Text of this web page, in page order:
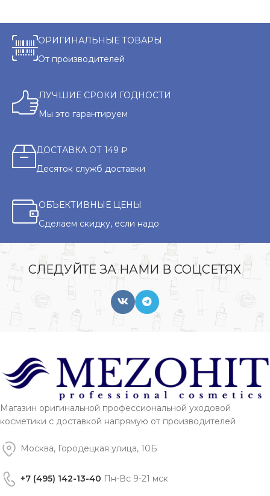
ОРИГИНАЛЬНЫЕ ТОВАРЫ
От производителей
ЛУЧШИЕ СРОКИ ГОДНОСТИ
Мы это гарантируем
ДОСТАВКА ОТ 149 ₽
Десяток служб доставки
ОБЪЕКТИВНЫЕ ЦЕНЫ
Сделаем скидку, если надо
СЛЕДУЙТЕ ЗА НАМИ В СОЦСЕТЯХ
Магазин оригинальной профессиональной уходовой
косметики с доставкой напрямую от производителей
Москва, Городецкая улица, 10Б
+7 (495) 142-13-40 Пн-Вс 9-21 мск